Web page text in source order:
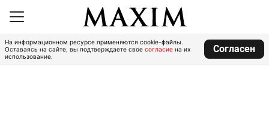
На информационном ресурсе применяются cookie-файлы.
Оставаясь на сайте, вы подтверждаете свое согласие на их
использование.
Согласен